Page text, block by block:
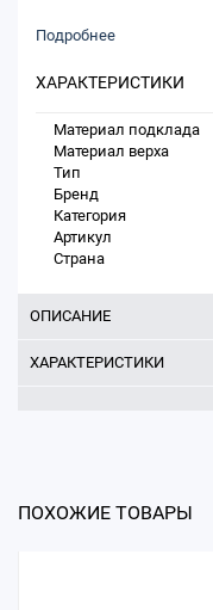
Подробнее
ХАРАКТЕРИСТИКИ
Материал подклада
Материал верха
Тип
Бренд
Категория
Артикул
Страна
ОПИСАНИЕ
ХАРАКТЕРИСТИКИ
ПОХОЖИЕ ТОВАРЫ